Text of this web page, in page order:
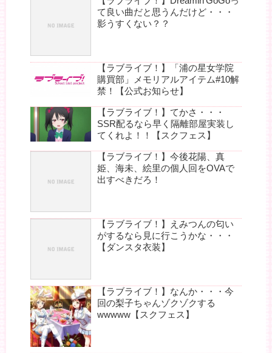
て良い曲だと思うんだけど・・・
影うすくない？？
【ラブライブ！】「浦の星女学院
購買部」メモリアルアイテム#10解
禁！【公式お知らせ】
【ラブライブ！】てかさ・・・
SSR配るなら早く隔離部屋実装し
てくれよ！！【スクフェス】
【ラブライブ！】今後花陽、真
姫、海未、絵里の個人回をOVAで
出すべきだろ！
【ラブライブ！】えみつんの匂い
がするなら見に行こうかな・・・
【ダンスタ衣装】
【ラブライブ！】なんか・・・今
回の梨子ちゃんゾクゾクする
wwwww【スクフェス】